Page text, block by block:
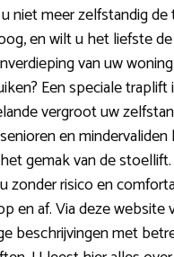
niet meer zelfstandig de
en wilt u het liefste de
van uw
Een speciale traplift
vergroot uw
en mindervaliden
gemak van de
zonder risico en
en af. Via deze website
beschrijvingen met